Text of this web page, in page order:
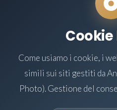
Cookie
Come usiamo i cookie, i
simili sui siti gestiti da
Photo). Gestione del